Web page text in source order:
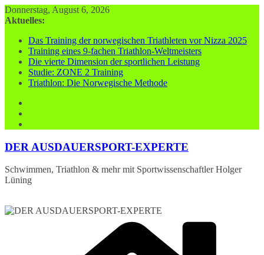
Zum
Inhalt
Donnerstag, August 6, 2026
Aktuelles:
Das Training der norwegischen Triathleten vor Nizza 2025
Training eines 9-fachen Triathlon-Weltmeisters
Die vierte Dimension der sportlichen Leistung
Studie: ZONE 2 Training
Triathlon: Die Norwegische Methode
DER AUSDAUERSPORT-EXPERTE
Schwimmen, Triathlon & mehr mit Sportwissenschaftler Holger
Lüning